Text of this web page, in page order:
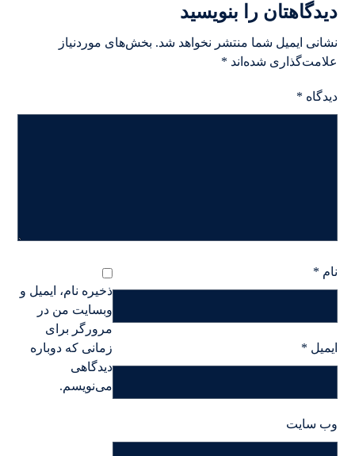
دیدگاهتان را بنویسید
نشانی ایمیل شما منتشر نخواهد شد. بخش‌های موردنیاز
علامت‌گذاری شده‌اند *
دیدگاه *
نام *
ایمیل *
وب‌ سایت
ذخیره نام، ایمیل و
وبسایت من در
مرورگر برای
زمانی که دوباره
دیدگاهی
می‌نویسم.